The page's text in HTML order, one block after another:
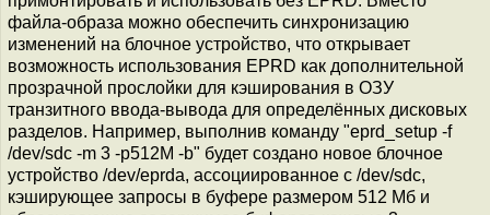
файла-образа можно обеспечить синхронизацию
изменений на блочное устройство, что открывает
возможность использования EPRD как дополнительной
прозрачной прослойки для кэширования в ОЗУ
транзитного ввода-вывода для определённых дисковых
разделов. Например, выполнив команду "eprd_setup -f
/dev/sdc -m 3 -p512M -b" будет создано новое блочное
устройство /dev/eprda, ассоциированное с /dev/sdc,
кэширующее запросы в буфере размером 512 Мб и